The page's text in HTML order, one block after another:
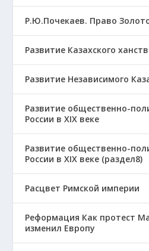
Р.Ю.Почекаев. Право
Развитие Казахского
Развитие Независимого
Развитие общественно-
России в XIX веке
Развитие общественно-
России в XIX веке (раздел8)
Расцвет Римской империи
Реформация Как протест
изменил Европу